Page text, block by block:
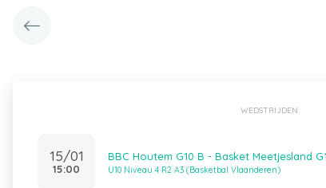
WEDSTRIJDEN
15/01
15:00
BBC Houtem G10 B - Basket Meetjesland
U10 Niveau 4 R2 A3 (Basketbal Vlaanderen)